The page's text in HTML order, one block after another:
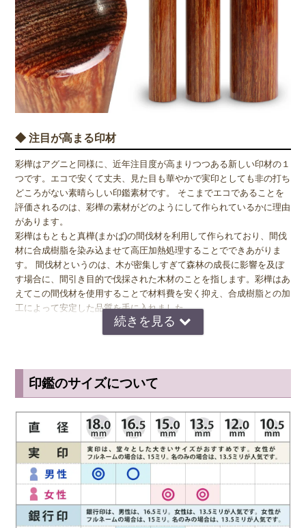
◆ 注目が高まる印材
彩樺はアグニと同様に、近年注目度が高まりつつある新しい印材の１
つです。エコで安くて丈夫、見た目も華やかで実印としても非の打ち
どころがない素晴らしい印鑑素材です。 そこまでエコであることを
評価されるのは、彩樺の素材がどのようにして作られているかに理由
があります。
彩樺はもともと真樺(まかば)の間伐材を利用して作られており、間伐
材に合成樹脂を染み込ませて高圧加熱処理することでできあがりま
す。 間伐材というのは、木が密集しすぎて森林の成長に影響を及ぼ
す場合に、間引き目的で伐採された木材のことを指します。彩樺はあ
えてこの間伐材を使用することで材料費を安く抑え、合成樹脂との加
工によって安定した品質を手に入れました。
のは種類が少なく彩樺の原料となる真樺も耐久性があまり高くはあり
徴も持っているため、合成樹脂との加工により強度を上げることで、
一般的な木が持つ欠点を補った印鑑素材・彩樺へと生まれ変わること
ができたのです。
圧縮加工によってきめ細かいまっすぐできれいな木目になっていま
す。そのため切り出す部位によって品質や色柄にばらつきが出ること
もありません。ひび割れにくく欠けにくい、こまやかな彫刻ができ
る、安価である、そして明るい色味と美しい木目は男女問わず人気が
ありますが、女性の実印としても非常にオススメです。
印鑑のサイズについて